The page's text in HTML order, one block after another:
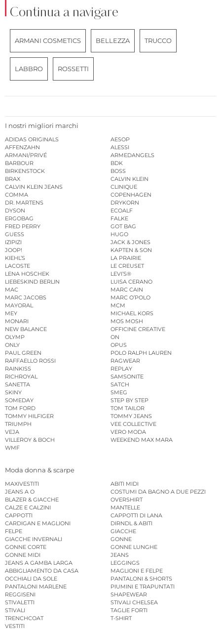
Continua a navigare
ARMANI COSMETICS BELLEZZA TRUCCO
LABBRO ROSSETTI
I nostri migliori marchi
ADIDAS ORIGINALS
AESOP
AFFENZAHN
ALESSI
ARMANI/PRIVÉ
ARMEDANGELS
BARBOUR
BDK
BIRKENSTOCK
BOSS
BRAX
CALVIN KLEIN
CALVIN KLEIN JEANS
CLINIQUE
COMMA
COPENHAGEN
DR. MARTENS
DRYKORN
DYSON
ECOALF
ERGOBAG
FALKE
FRED PERRY
GOT BAG
GUESS
HUGO
IZIPIZI
JACK & JONES
JOOP!
KAPTEN & SON
KIEHL’S
LA PRAIRIE
LACOSTE
LE CREUSET
LENA HOSCHEK
LEVI’S®
LIEBESKIND BERLIN
LUISA CERANO
MAC
MARC CAIN
MARC JACOBS
MARC O’POLO
MAYORAL
MCM
MEY
MICHAEL KORS
MONARI
MOS MOSH
NEW BALANCE
OFFICINE CREATIVE
OLYMP
ON
ONLY
OPUS
PAUL GREEN
POLO RALPH LAUREN
RAFFAELLO ROSSI
RAGWEAR
RAINKISS
REPLAY
RICHROYAL
SAMSONITE
SANETTA
SATCH
SKINY
SMEG
SOMEDAY
STEP BY STEP
TOM FORD
TOM TAILOR
TOMMY HILFIGER
TOMMY JEANS
TRIUMPH
VEE COLLECTIVE
VEJA
VERO MODA
VILLEROY & BOCH
WEEKEND MAX MARA
WMF
Moda donna & scarpe
MAXIVESTITI
ABITI MIDI
JEANS A O
COSTUMI DA BAGNO A DUE PEZZI
BLAZER & GIACCHE
OVERSHIRT
CALZE E CALZINI
MANTELLE
CAPPOTTI
CAPPOTTI DI LANA
CARDIGAN E MAGLIONI
DIRNDL & ABITI
FELPE
GIACCHE
GIACCHE INVERNALI
GONNE
GONNE CORTE
GONNE LUNGHE
GONNE MIDI
JEANS
JEANS A GAMBA LARGA
LEGGINGS
ABBIGLIAMENTO DA CASA
MAGLIONI E FELPE
OCCHIALI DA SOLE
PANTALONI & SHORTS
PANTALONI MARLENE
PIUMINI E TRAPUNTATI
REGGISENI
SHAPEWEAR
STIVALETTI
STIVALI CHELSEA
STIVALI
TAGLIE FORTI
TRENCHCOAT
T-SHIRT
VESTITI